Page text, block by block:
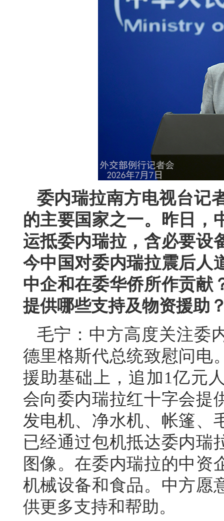
委内瑞拉南方电视台记
的主要国家之一。昨日，
运抵委内瑞拉，含必要设
今中国对委内瑞拉震后人
中企和在委华侨所作贡献
提供哪些支持及物资援助
毛宁：中方高度关注委
德里格斯代总统致慰问电
援助基础上，追加1亿元
会向委内瑞拉红十字会提
发电机、净水机、帐篷、
已经通过包机抵达委内瑞
图像。在委内瑞拉的中资
机械设备和食品。中方愿
供更多支持和帮助。